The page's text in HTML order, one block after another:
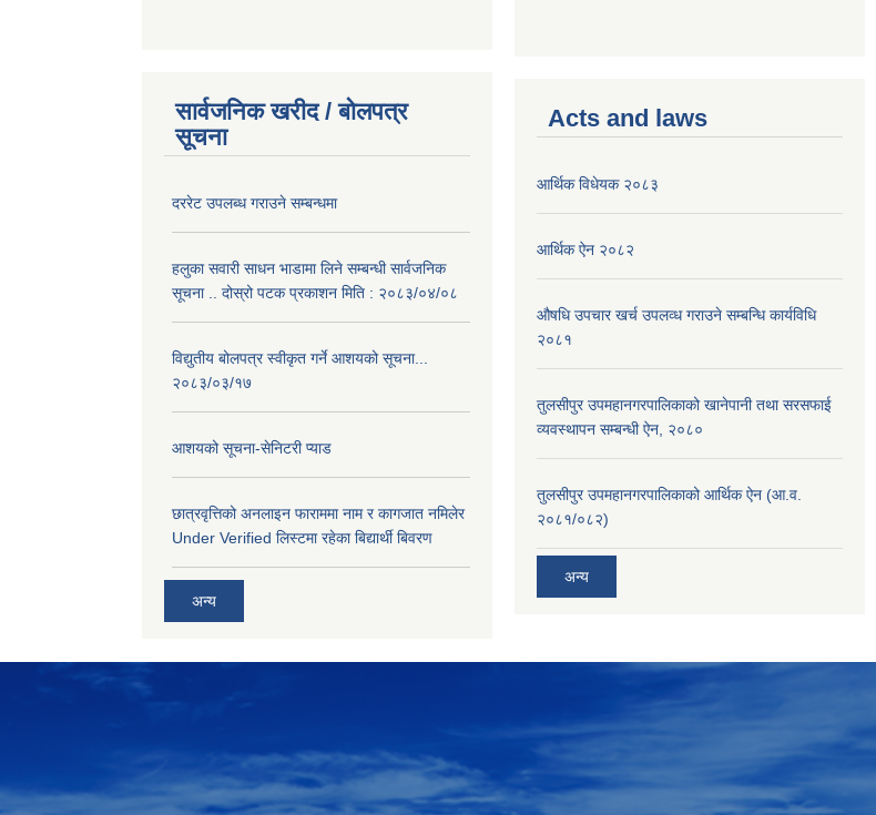
सार्वजनिक खरीद / बोलपत्र
सूचना
दररेट उपलब्ध गराउने सम्बन्धमा
हलुका सवारी साधन भाडामा लिने सम्बन्धी सार्वजनिक
सूचना .. दोस्रो पटक प्रकाशन मिति : २०८३/०४/०८
विद्युतीय बोलपत्र स्वीकृत गर्ने आशयको सूचना...
२०८३/०३/१७
आशयको सूचना-सेनिटरी प्याड
छात्रवृत्तिको अनलाइन फाराममा नाम र कागजात नमिलेर
Under Verified लिस्टमा रहेका बिद्यार्थी बिवरण
अन्य
Acts and laws
आर्थिक विधेयक २०८३
आर्थिक ऐन २०८२
औषधि उपचार खर्च उपलव्ध गराउने सम्बन्धि कार्यविधि
२०८१
तुलसीपुर उपमहानगरपालिकाको खानेपानी तथा सरसफाई
व्यवस्थापन सम्बन्धी ऐन, २०८०
तुलसीपुर उपमहानगरपालिकाको आर्थिक ऐन (आ.व.
२०८१/०८२)
अन्य